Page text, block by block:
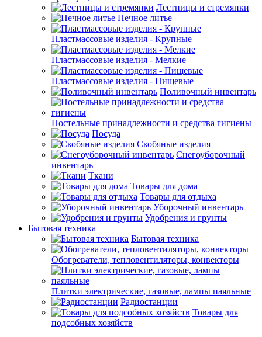
Лестницы и стремянки
Печное литье
Пластмассовые изделия - Крупные
Пластмассовые изделия - Мелкие
Пластмассовые изделия - Пищевые
Поливочный инвентарь
Постельные принадлежности и средства гигиены
Посуда
Скобяные изделия
Снегоуборочный
инвентарь
Ткани
Товары для дома
Товары для отдыха
Уборочный инвентарь
Удобрения и грунты
Бытовая техника
Бытовая техника
Обогреватели, тепловентиляторы, конвекторы
Плитки электрические, газовые, лампы паяльные
Радиостанции
Товары для
подсобных хозяйств